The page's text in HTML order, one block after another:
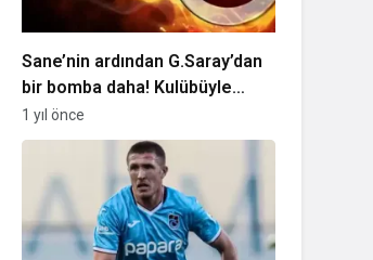
Sane’nin ardından G.Saray’dan
bir bomba daha! Kulübüyle
resmi görüşmeler başladı
1 yıl önce